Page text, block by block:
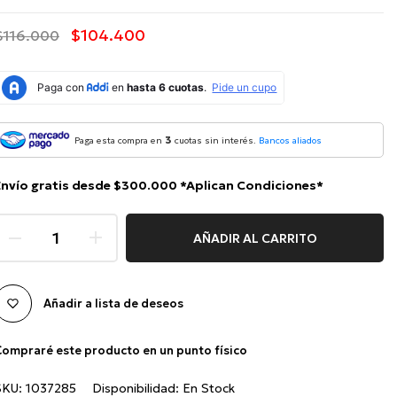
$104.400
Paga esta compra en 3 cuotas sin interés. Bancos aliados
gratis desde $300.000 *Aplican Condiciones*
AÑADIR AL CARRITO
Añadir a lista de deseos
este producto en un punto físico
1037285 Disponibilidad: En Stock